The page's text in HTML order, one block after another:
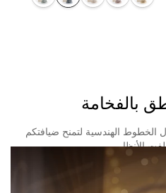
بالفخامة
الهندسية لتمنح ضيافتكم
الأنظار